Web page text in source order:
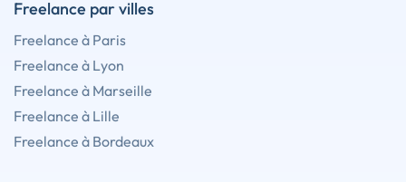
Freelance par villes
Freelance à Paris
Freelance à Lyon
Freelance à Marseille
Freelance à Lille
Freelance à Bordeaux